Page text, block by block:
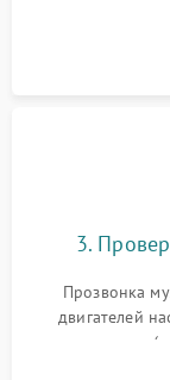
3.
Прозвонка
двигателей
прессостата
концевика